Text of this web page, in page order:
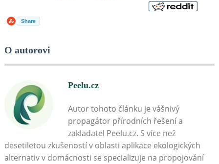
Share
O autorovi
Peelu.cz
Autor tohoto článku je vášnivý
propagátor přírodních řešení a
zakladatel Peelu.cz. S více než
desetiletou zkušeností v oblasti aplikace ekologických
alternativ v domácnosti se specializuje na propojování